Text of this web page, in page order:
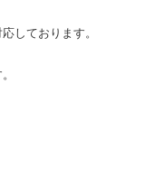
しております。